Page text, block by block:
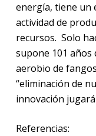
energía, tiene un
actividad de
recursos. Solo
supone 101 años
aerobio de
“eliminación de
innovación
Referencias: